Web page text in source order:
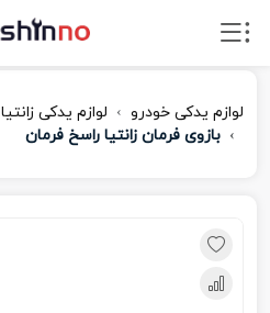
لوازم یدکی خودرو
لوازم یدکی زانتیا
بازوی فرمان زانتیا راسخ فرمان